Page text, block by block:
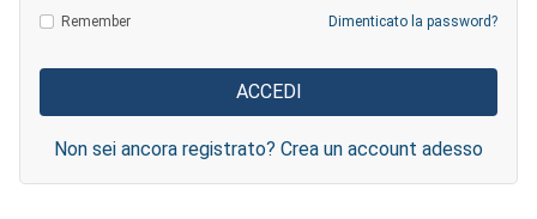
Remember Dimenticato la password?
Non sei ancora registrato? Crea un account adesso